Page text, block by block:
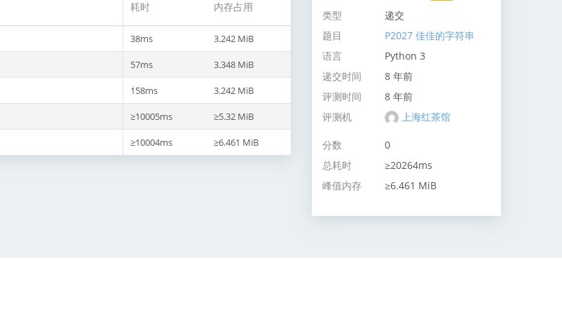
耗时 内存占用
38ms 3.242 MiB
57ms 3.348 MiB
158ms 3.242 MiB
≥10005ms ≥5.32 MiB
≥10004ms ≥6.461 MiB
类型
递交
题目
P2027 佳佳的字符串
语言
Python 3
递交时间
8 年前
评测时间
8 年前
评测机
上海红茶馆
分数
0
总耗时
≥20264ms
峰值内存
≥6.461 MiB